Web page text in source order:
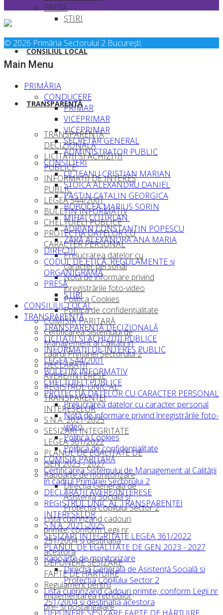
PRESĂ
ȘTIRI
CONSILIUL LOCAL
TRANSPARENȚĂ
TRANSPARENȚĂ
DECIZIONALĂ
LICITAȚII ȘI ACHIZIȚII
PUBLICE
INFORMAŢII DE INTERES
PUBLIC
LEGEA 544/2001
BULETIN INFORMATIV
CHELTUIELI PUBLICE
PROTECTIA DATELOR CU
CARACTER PERSONAL
Prelucrarea datelor cu
caracter personal
Notă de informare privind
înregistrările foto-video
Politica Cookies
Politica de confidențialitate
COMISIA PARITARĂ
Certificarea Sistemului de
Management al Calităţii în
cadrul Primăriei Sectorului 2
DECLARAŢII
AVERE/INTERESE
REGISTRUL UNIC AL
TRANSPARENȚEI
INTERESELOR
S.N.A. 2021-2025
SESIZARI INTEGRITATE
LEGEA 361/2022
PLANUL DE EGALITATE DE
GEN 2023 - 2027
Rapoarte de monitorizare
Direcţia Generală de
Asistenţă Socială si
Protecţia Copilului Sector 2
Lista cuprinzand cadouri
primite, conform Legii nr
251/2004 şi destinaţia
acestora
DEPUNERE SESIZARE
FAPTE DE HĂRŢUIRE
Regulament pentru
implementarea retrictiilor
pre- si postangajare
© 2026 Primăria Sectorului 2 București.
Main Menu
PRIMĂRIA
CONDUCERE
PRIMAR
VICEPRIMAR
VICEPRIMAR
SECRETAR GENERAL
ADMINISTRATOR PUBLIC
CONSILIERI
OLTEANU CRISTIAN MARIAN
STOICA ALEXANDRU DANIEL
PASTIN CATALIN GEORGICA
BOBOCEA MARIUS SORIN
MIHAI COTÎRLAN
ADRIAN CONSTANTIN POPESCU
ZARĂ ALEXANDRA ANA MARIA
DIRECȚII
CODUL DE ETICĂ, REGULAMENTE şi
ORGANIGRAMĂ
PRESĂ
ȘTIRI
CONSILIUL LOCAL
TRANSPARENȚĂ
TRANSPARENȚĂ DECIZIONALĂ
LICITAȚII ȘI ACHIZIȚII PUBLICE
INFORMAŢII DE INTERES PUBLIC
LEGEA 544/2001
BULETIN INFORMATIV
CHELTUIELI PUBLICE
PROTECTIA DATELOR CU CARACTER PERSONAL
Prelucrarea datelor cu caracter personal
Notă de informare privind înregistrările foto-
video
Politica Cookies
Politica de confidențialitate
COMISIA PARITARĂ
Certificarea Sistemului de Management al Calităţii
în cadrul Primăriei Sectorului 2
DECLARAŢII AVERE/INTERESE
REGISTRUL UNIC AL TRANSPARENȚEI
INTERESELOR
S.N.A. 2021-2025
SESIZARI INTEGRITATE LEGEA 361/2022
PLANUL DE EGALITATE DE GEN 2023 - 2027
Rapoarte de monitorizare
Direcţia Generală de Asistenţă Socială si
Protecţia Copilului Sector 2
Lista cuprinzand cadouri primite, conform Legii nr
251/2004 şi destinaţia acestora